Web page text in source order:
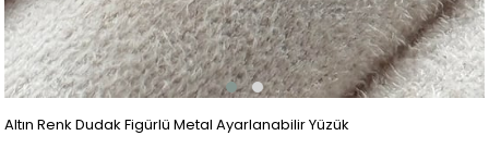
Altın Renk Dudak Figürlü Metal Ayarlanabilir Yüzük